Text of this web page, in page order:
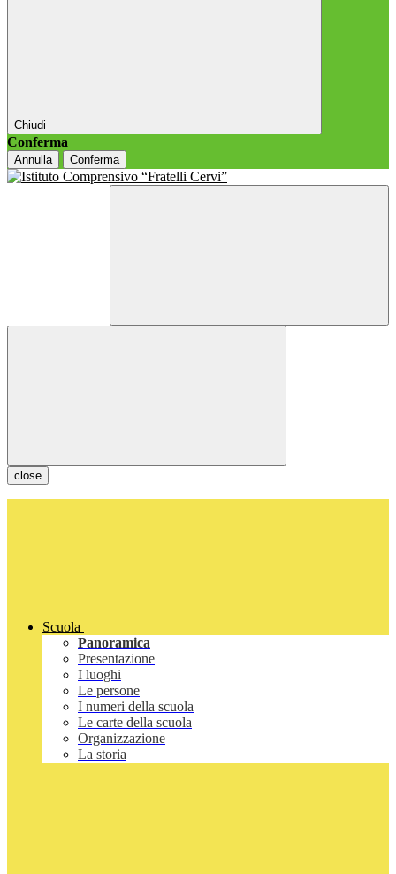
Chiudi
Conferma
Annulla Conferma
close
Scuola
Panoramica
Presentazione
I luoghi
Le persone
I numeri della scuola
Le carte della scuola
Organizzazione
La storia